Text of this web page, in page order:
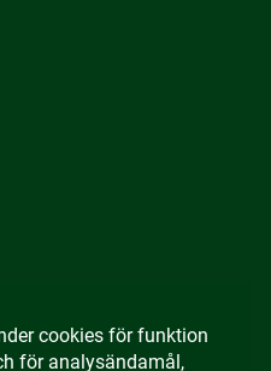
cookies för funktion
för analysändamål,